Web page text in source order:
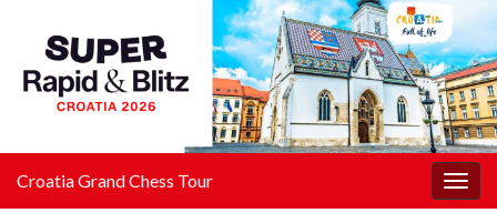
Croatia Grand Chess Tour